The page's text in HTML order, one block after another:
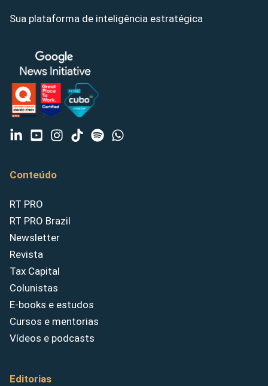
Sua plataforma de inteligência estratégica
Conteúdo
RT PRO
RT PRO Brazil
Newsletter
Revista
Tax Capital
Colunistas
E-books e estudos
Cursos e mentorias
Vídeos e podcasts
Editorias